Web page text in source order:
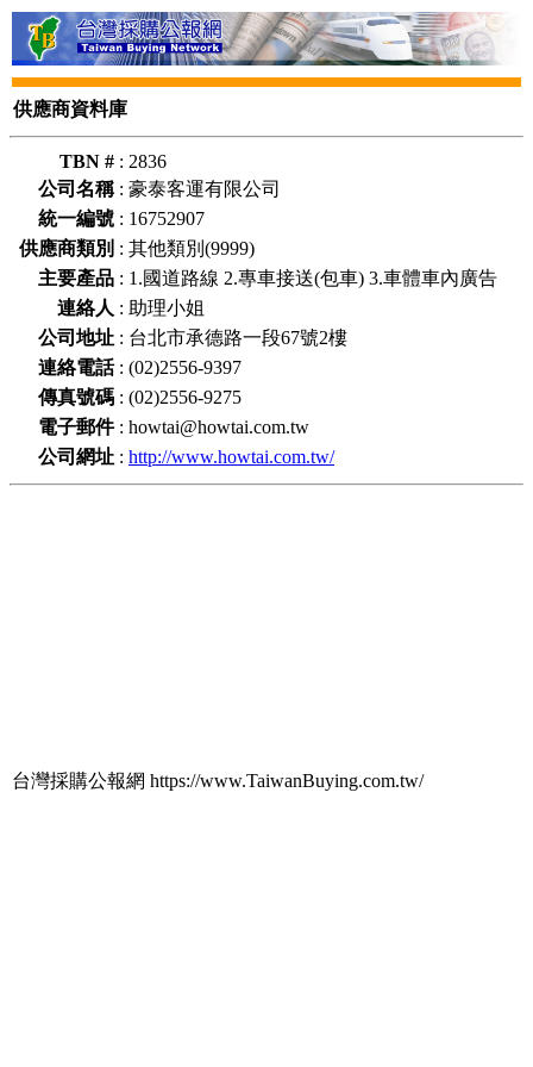
供應商資料庫
TBN # : 2836
公司名稱: 豪泰客運有限公司
統一編號 : 16752907
供應商類別 : 其他類別(9999)
主要產品 : 1.國道路線 2.專車接送(包車) 3.車體車內廣告
連絡人 : 助理小姐
公司地址 : 台北市承德路一段67號2樓
連絡電話: (02)2556-9397
傳真號碼 : (02)2556-9275
電子郵件: howtai@howtai.com.tw
公司網址 : http://www.howtai.com.tw/
台灣採購公報網 https://www.TaiwanBuying.com.tw/